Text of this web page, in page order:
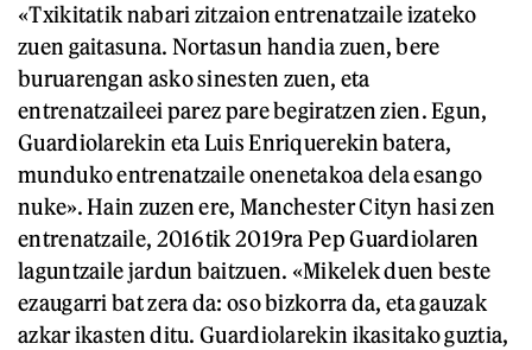
«Txikitatik nabari zitzaion entrenatzaile izateko
zuen gaitasuna. Nortasun handia zuen, bere
buruarengan asko sinesten zuen, eta
entrenatzaileei parez pare begiratzen zien. Egun,
Guardiolarekin eta Luis Enriquerekin batera,
munduko entrenatzaile onenetakoa dela esango
nuke». Hain zuzen ere, Manchester Cityn hasi zen
entrenatzaile, 2016tik 2019ra Pep Guardiolaren
laguntzaile jardun baitzuen. «Mikelek duen beste
ezaugarri bat zera da: oso bizkorra da, eta gauzak
azkar ikasten ditu. Guardiolarekin ikasitako guztia,